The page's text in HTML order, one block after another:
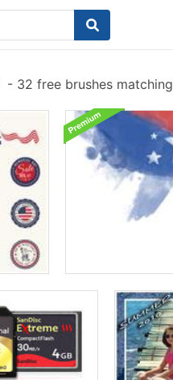
- 32 free brushes matching